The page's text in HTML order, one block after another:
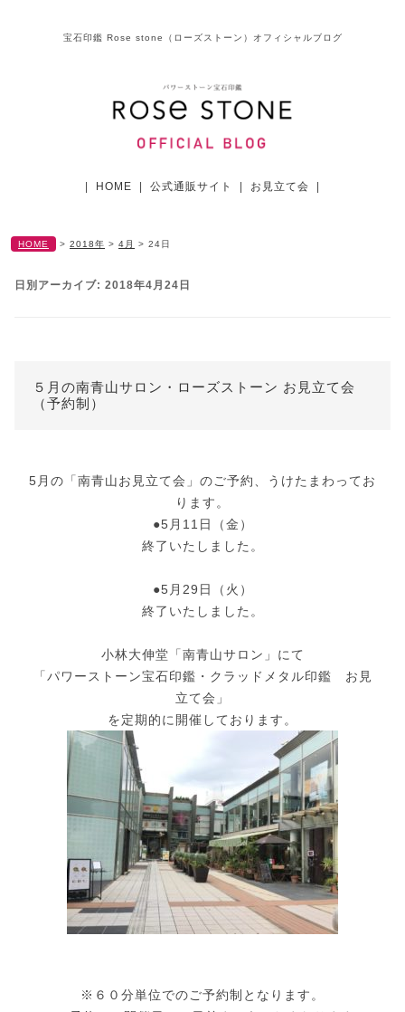
宝石印鑑 Rose stone（ローズストーン）オフィシャルブログ
HOME 公式通販サイト お見立て会
HOME > 2018年 > 4月 > 24日
日別アーカイブ: 2018年4月24日
５月の南青山サロン・ローズストーン お見立て会
（予約制）
5月の「南青山お見立て会」のご予約、うけたまわってお
ります。
●5月11日（金）
終了いたしました。
●5月29日（火）
終了いたしました。
小林大伸堂「南青山サロン」にて
「パワーストーン宝石印鑑・クラッドメタル印鑑 お見
立て会」
を定期的に開催しております。
※６０分単位でのご予約制となります。